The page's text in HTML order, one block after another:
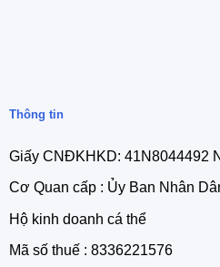
Thông tin
Giấy CNĐKHKD: 41N8044492
Cơ Quan cấp : Ủy Ban Nhân
Hộ kinh doanh cá thể
Mã số thuế : 8336221576